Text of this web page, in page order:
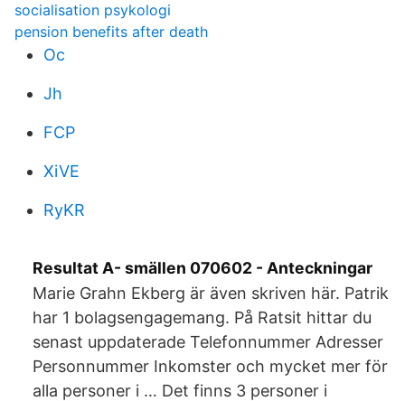
socialisation psykologi
pension benefits after death
Oc
Jh
FCP
XiVE
RyKR
Resultat A- smällen 070602 - Anteckningar
Marie Grahn Ekberg är även skriven här. Patrik
har 1 bolagsengagemang. På Ratsit hittar du
senast uppdaterade Telefonnummer Adresser
Personnummer Inkomster och mycket mer för
alla personer i … Det finns 3 personer i